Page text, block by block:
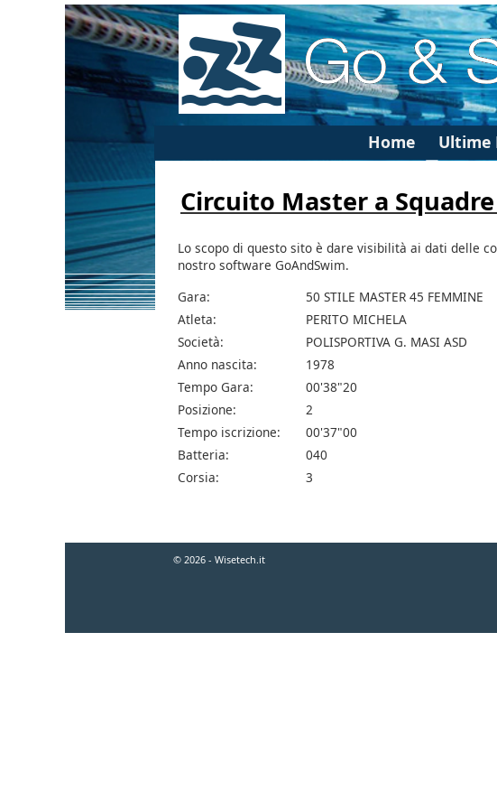
Home Ultime
Circuito Master a
Lo scopo di questo sito è dare visibilità ai dati delle
nostro software GoAndSwim.
Gara:
50 STILE MASTER 45 FEMMINE
Atleta:
PERITO MICHELA
Società:
POLISPORTIVA G. MASI ASD
Anno nascita:
1978
Tempo Gara:
00'38"20
Posizione:
2
Tempo iscrizione:
00'37"00
Batteria:
040
Corsia:
3
© 2026 - Wisetech.it